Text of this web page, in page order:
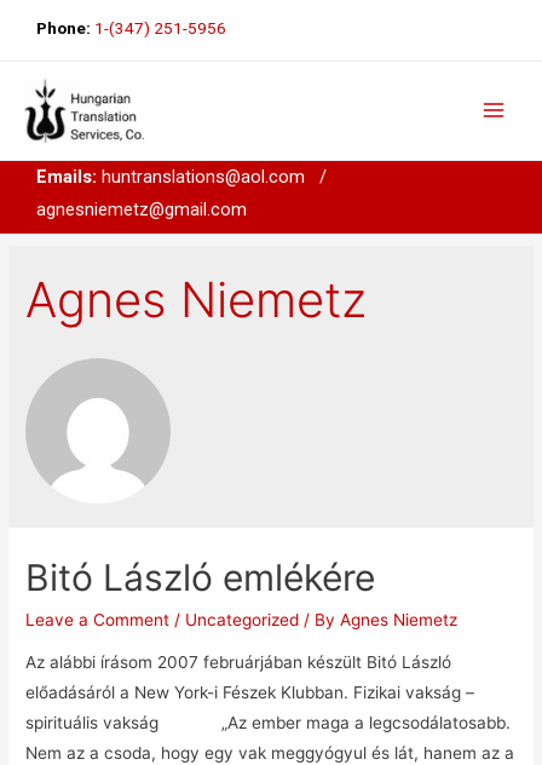
Phone: 1-(347) 251-5956
Emails: huntranslations@aol.com /
agnesniemetz@gmail.com
Agnes Niemetz
Bitó László emlékére
Leave a Comment / Uncategorized / ByAgnes Niemetz
Az alábbi írásom 2007 februárjában készült Bitó László
előadásáról a New York-i Fészek Klubban. Fizikai vakság –
spirituális vakság „Az ember maga a legcsodálatosabb.
Nem az a csoda, hogy egy vak meggyógyul és lát, hanem az a